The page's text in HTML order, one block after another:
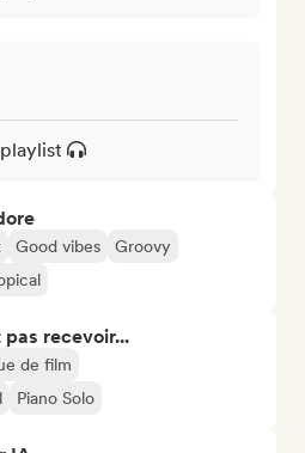
Good vibes
Groovy
pas recevoir...
de film
Piano Solo